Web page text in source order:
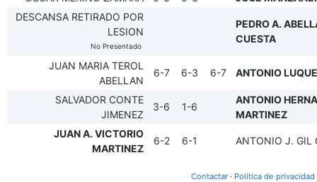
DESCANSA RETIRADO POR
LESION
No Presentado
PEDRO A.
CUESTA
JUAN MARIA TEROL
ABELLAN
6-7 6-3 6-7 ANTONIO
SALVADOR CONTE
JIMENEZ
3-6 1-6
ANTONIO
MARTINEZ
JUAN A. VICTORIO
MARTINEZ
6-2 6-1 ANTONIO J. GIL
Contactar · Política de privacidad